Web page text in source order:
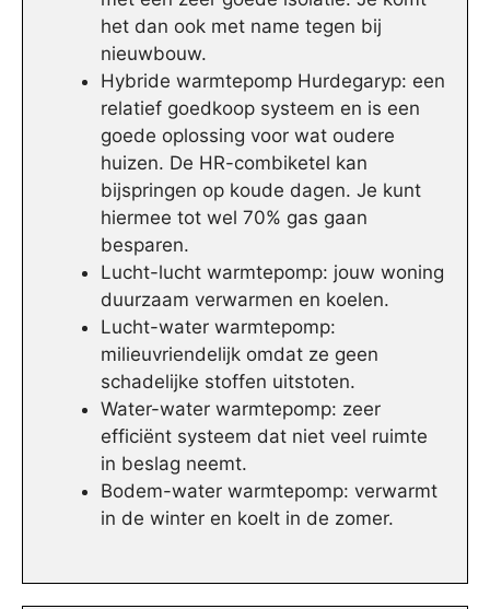
het dan ook met name tegen bij
nieuwbouw.
Hybride warmtepomp Hurdegaryp: een
relatief goedkoop systeem en is een
goede oplossing voor wat oudere
huizen. De HR-combiketel kan
bijspringen op koude dagen. Je kunt
hiermee tot wel 70% gas gaan
besparen.
Lucht-lucht warmtepomp: jouw woning
duurzaam verwarmen en koelen.
Lucht-water warmtepomp:
milieuvriendelijk omdat ze geen
schadelijke stoffen uitstoten.
Water-water warmtepomp: zeer
efficiënt systeem dat niet veel ruimte
in beslag neemt.
Bodem-water warmtepomp: verwarmt
in de winter en koelt in de zomer.